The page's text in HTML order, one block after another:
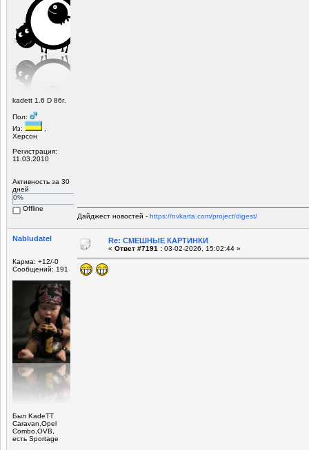
kadett 1.6 D 86г.
Пол:
Из:
Херсон
Регистрация:
11.03.2010
Активность за 30
дней
0%
Offline
Дайджест новостей - https://nvkarta.com/project/digest/
Nabludatel
Карма: +12/-0
Сообщений: 191
Был KadeTT
Caravan,Opel
Combo,OVB,
есть Sportage
Re: СМЕШНЫЕ КАРТИНКИ
« Ответ #7191 : 03-02-2026, 15:02:44 »